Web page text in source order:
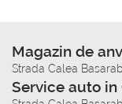
Magazin de
Strada Calea
Service auto in